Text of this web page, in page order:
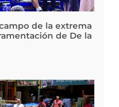
de la extrema
de De la